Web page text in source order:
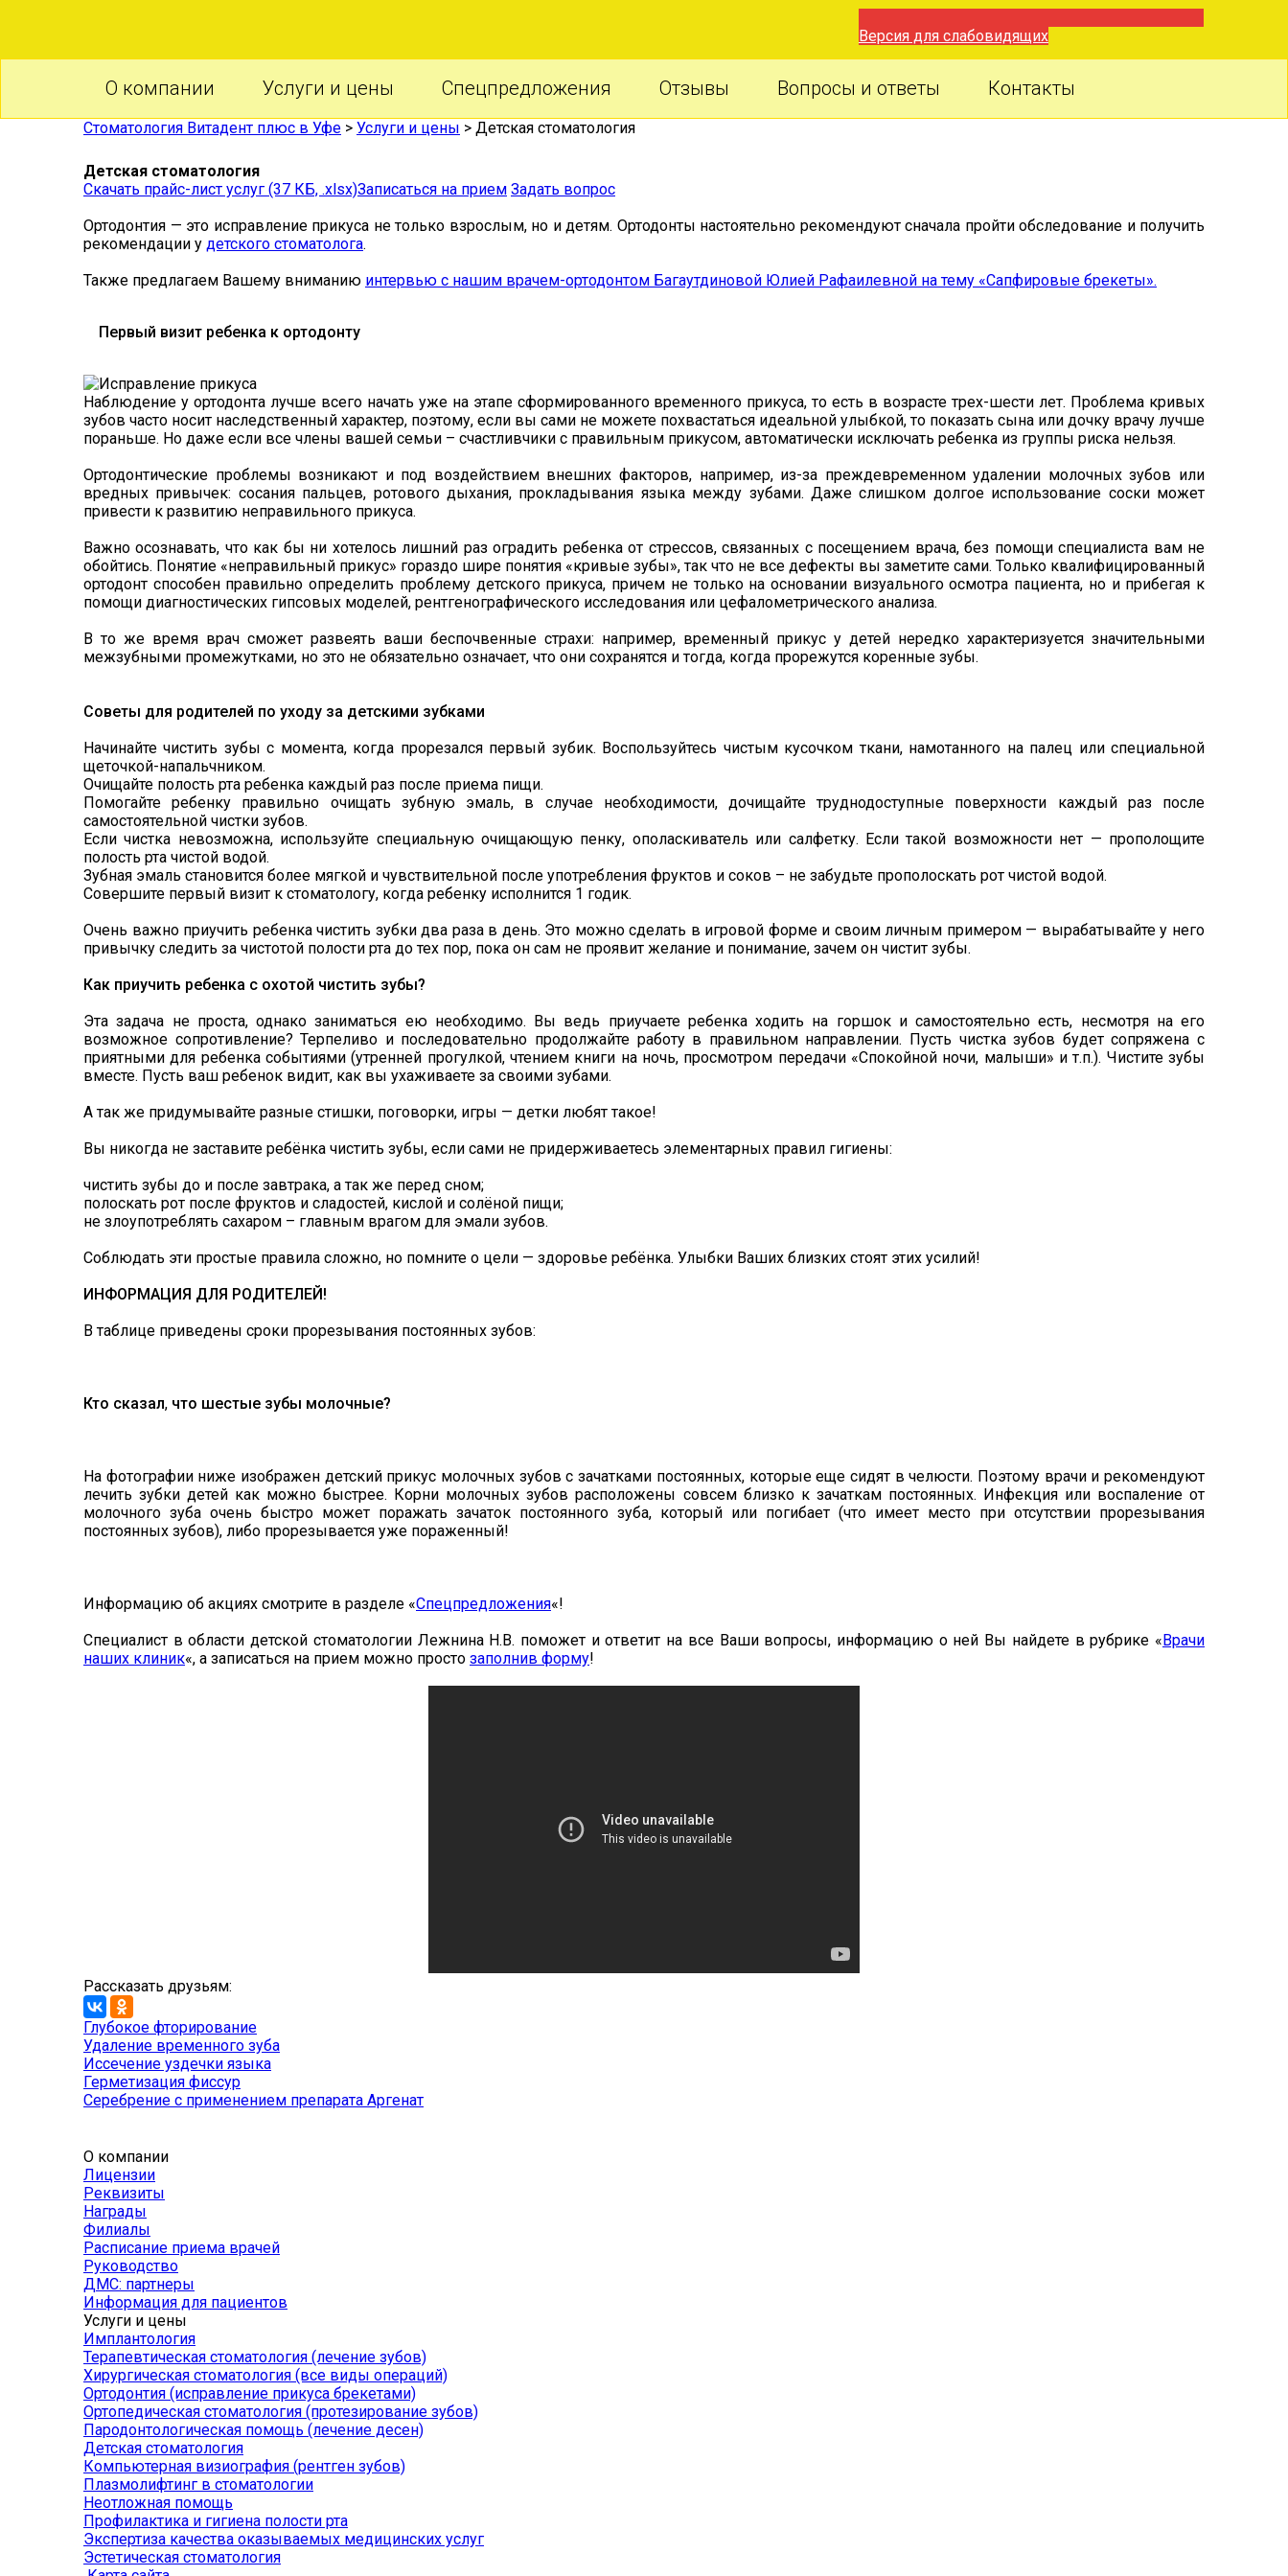
Версия для слабовидящих
О компании Услуги и цены Спецпредложения Отзывы Вопросы и ответы Контакты
Стоматология Витадент плюс в Уфе > Услуги и цены > Детская стоматология
Детская стоматология
Скачать прайс-лист услуг (37 КБ, .xlsx)Записаться на прием Задать вопрос
Ортодонтия — это исправление прикуса не только взрослым, но и детям. Ортодонты настоятельно рекомендуют сначала пройти обследование и получить
рекомендации у детского стоматолога.
Также предлагаем Вашему вниманию интервью с нашим врачем-ортодонтом Багаутдиновой Юлией Рафаилевной на тему «Сапфировые брекеты».
Первый визит ребенка к ортодонту
Наблюдение у ортодонта лучше всего начать уже на этапе сформированного временного прикуса, то есть в возрасте трех-шести лет. Проблема кривых
зубов часто носит наследственный характер, поэтому, если вы сами не можете похвастаться идеальной улыбкой, то показать сына или дочку врачу лучше
пораньше. Но даже если все члены вашей семьи – счастливчики с правильным прикусом, автоматически исключать ребенка из группы риска нельзя.
Ортодонтические проблемы возникают и под воздействием внешних факторов, например, из-за преждевременном удалении молочных зубов или
вредных привычек: сосания пальцев, ротового дыхания, прокладывания языка между зубами. Даже слишком долгое использование соски может
привести к развитию неправильного прикуса.
Важно осознавать, что как бы ни хотелось лишний раз оградить ребенка от стрессов, связанных с посещением врача, без помощи специалиста вам не
обойтись. Понятие «неправильный прикус» гораздо шире понятия «кривые зубы», так что не все дефекты вы заметите сами. Только квалифицированный
ортодонт способен правильно определить проблему детского прикуса, причем не только на основании визуального осмотра пациента, но и прибегая к
помощи диагностических гипсовых моделей, рентгенографического исследования или цефалометрического анализа.
В то же время врач сможет развеять ваши беспочвенные страхи: например, временный прикус у детей нередко характеризуется значительными
межзубными промежутками, но это не обязательно означает, что они сохранятся и тогда, когда прорежутся коренные зубы.
Советы для родителей по уходу за детскими зубками
Начинайте чистить зубы с момента, когда прорезался первый зубик. Воспользуйтесь чистым кусочком ткани, намотанного на палец или специальной
щеточкой-напальчником.
Очищайте полость рта ребенка каждый раз после приема пищи.
Помогайте ребенку правильно очищать зубную эмаль, в случае необходимости, дочищайте труднодоступные поверхности каждый раз после
самостоятельной чистки зубов.
Если чистка невозможна, используйте специальную очищающую пенку, ополаскиватель или салфетку. Если такой возможности нет — прополощите
полость рта чистой водой.
Зубная эмаль становится более мягкой и чувствительной после употребления фруктов и соков – не забудьте прополоскать рот чистой водой.
Совершите первый визит к стоматологу, когда ребенку исполнится 1 годик.
Очень важно приучить ребенка чистить зубки два раза в день. Это можно сделать в игровой форме и своим личным примером — вырабатывайте у него
привычку следить за чистотой полости рта до тех пор, пока он сам не проявит желание и понимание, зачем он чистит зубы.
Как приучить ребенка с охотой чистить зубы?
Эта задача не проста, однако заниматься ею необходимо. Вы ведь приучаете ребенка ходить на горшок и самостоятельно есть, несмотря на его
возможное сопротивление? Терпеливо и последовательно продолжайте работу в правильном направлении. Пусть чистка зубов будет сопряжена с
приятными для ребенка событиями (утренней прогулкой, чтением книги на ночь, просмотром передачи «Спокойной ночи, малыши» и т.п.). Чистите зубы
вместе. Пусть ваш ребенок видит, как вы ухаживаете за своими зубами.
А так же придумывайте разные стишки, поговорки, игры — детки любят такое!
Вы никогда не заставите ребёнка чистить зубы, если сами не придерживаетесь элементарных правил гигиены:
чистить зубы до и после завтрака, а так же перед сном;
полоскать рот после фруктов и сладостей, кислой и солёной пищи;
не злоупотреблять сахаром – главным врагом для эмали зубов.
Cоблюдать эти простые правила сложно, но помните о цели — здоровье ребёнка. Улыбки Ваших близких стоят этих усилий!
ИНФОРМАЦИЯ ДЛЯ РОДИТЕЛЕЙ!
В таблице приведены сроки прорезывания постоянных зубов:
Кто сказал, что шестые зубы молочные?
На фотографии ниже изображен детский прикус молочных зубов с зачатками постоянных, которые еще сидят в челюсти. Поэтому врачи и рекомендуют
лечить зубки детей как можно быстрее. Корни молочных зубов расположены совсем близко к зачаткам постоянных. Инфекция или воспаление от
молочного зуба очень быстро может поражать зачаток постоянного зуба, который или погибает (что имеет место при отсутствии прорезывания
постоянных зубов), либо прорезывается уже пораженный!
Информацию об акциях смотрите в разделе «Спецпредложения«!
Специалист в области детской стоматологии Лежнина Н.В. поможет и ответит на все Ваши вопросы, информацию о ней Вы найдете в рубрике «Врачи
наших клиник«, а записаться на прием можно просто заполнив форму!
Рассказать друзьям:
Глубокое фторирование
Удаление временного зуба
Иссечение уздечки языка
Герметизация фиссур
Серебрение с применением препарата Аргенат
О компании
Лицензии
Реквизиты
Награды
Филиалы
Расписание приема врачей
Руководство
ДМС: партнеры
Информация для пациентов
Услуги и цены
Имплантология
Терапевтическая стоматология (лечение зубов)
Хирургическая стоматология (все виды операций)
Ортодонтия (исправление прикуса брекетами)
Ортопедическая стоматология (протезирование зубов)
Пародонтологическая помощь (лечение десен)
Детская стоматология
Компьютерная визиография (рентген зубов)
Плазмолифтинг в стоматологии
Неотложная помощь
Профилактика и гигиена полости рта
Экспертиза качества оказываемых медицинских услуг
Эстетическая стоматология